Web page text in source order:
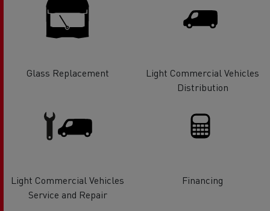
Glass Replacement
Light Commercial Vehicles
Distribution
Light Commercial Vehicles
Service and Repair
Financing